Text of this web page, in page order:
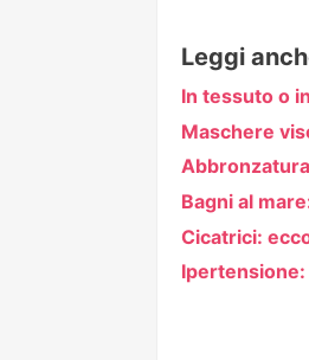
Leggi
In tessuto o
Maschere
Bagni al
Cicatrici:
Ipertensione: